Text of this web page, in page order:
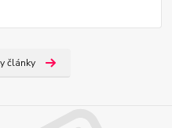
články